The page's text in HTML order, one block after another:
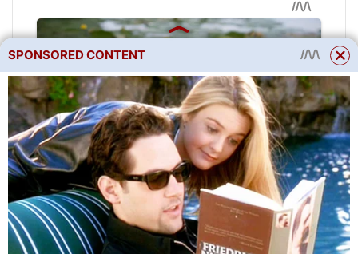
SPONSORED CONTENT